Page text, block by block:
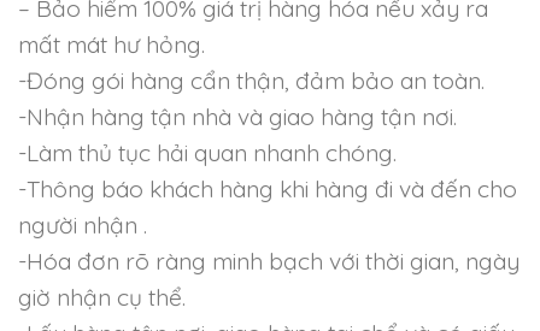
– Bảo hiểm 100% giá trị hàng hóa nếu xảy ra
mất mát hư hỏng.
-Đóng gói hàng cẩn thận, đảm bảo an toàn.
-Nhận hàng tận nhà và giao hàng tận nơi.
-Làm thủ tục hải quan nhanh chóng.
-Thông báo khách hàng khi hàng đi và đến cho
người nhận .
-Hóa đơn rõ ràng minh bạch với thời gian, ngày
giờ nhận cụ thể.